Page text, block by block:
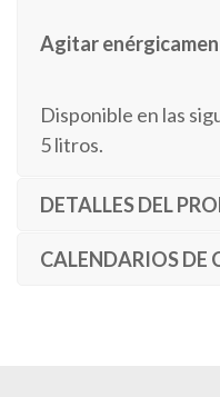
Agitar
Disponible en las
5 litros.
DETALLES DEL
CALENDARIOS DE